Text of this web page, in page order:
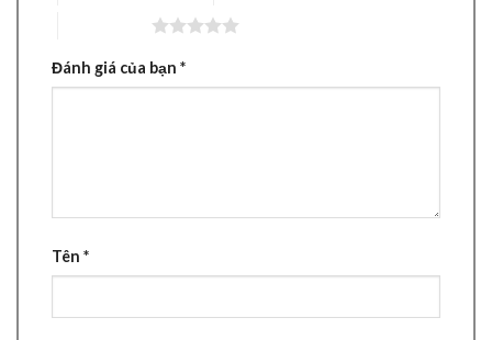
Đánh giá của bạn *
Tên *